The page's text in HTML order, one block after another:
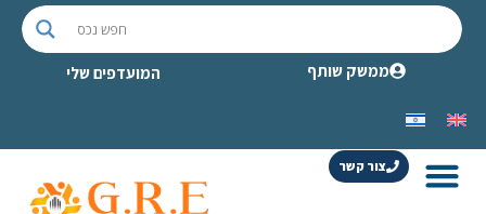
ממשק שותף המועדפים שלי
צור קשר